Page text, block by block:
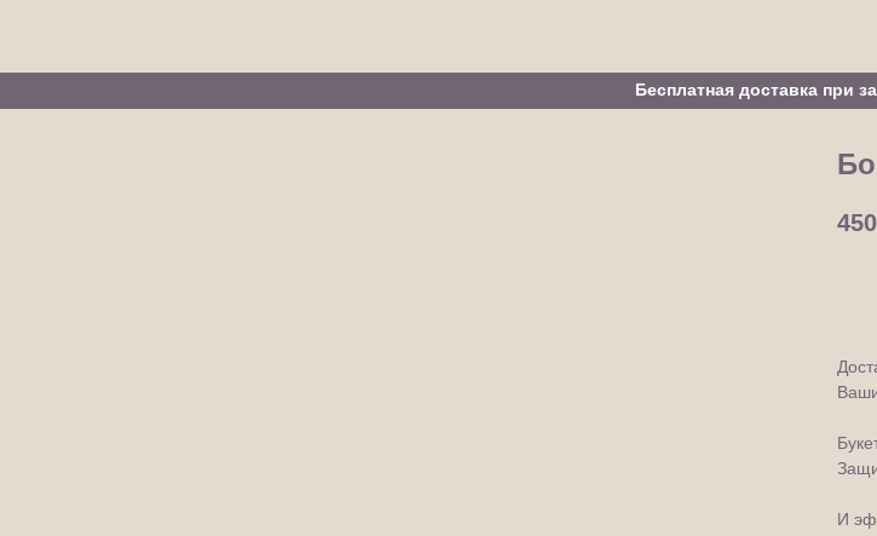
Бесплатная доставка при
И